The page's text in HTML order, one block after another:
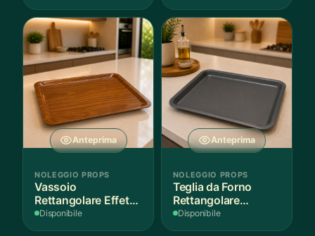
Anteprima
NOLEGGIO PROPS
Vassoio
Rettangolare Effetto
Legno
Disponibile
Anteprima
NOLEGGIO PROPS
Teglia da Forno
Rettangolare
Antiaderente
Disponibile